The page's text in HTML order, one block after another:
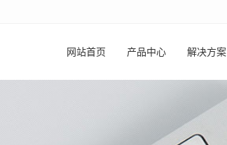
网站首页 产品中心 解决方案